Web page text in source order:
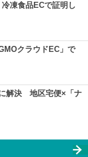
凍食品ECで証明し
クラウドEC」で
解決 地区宅便×「ナ